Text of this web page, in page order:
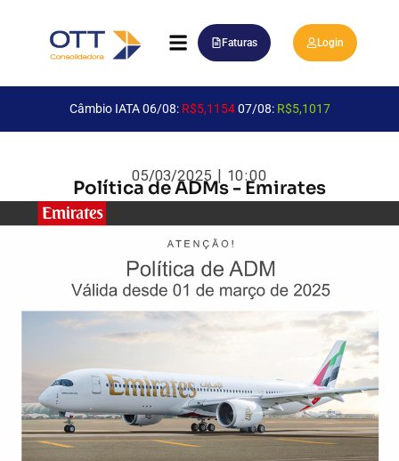
Faturas Login
Câmbio IATA 06/08: R$5,115407/08: R$5,1017
05/03/2025 | 10:00
Política de ADMs - Emirates